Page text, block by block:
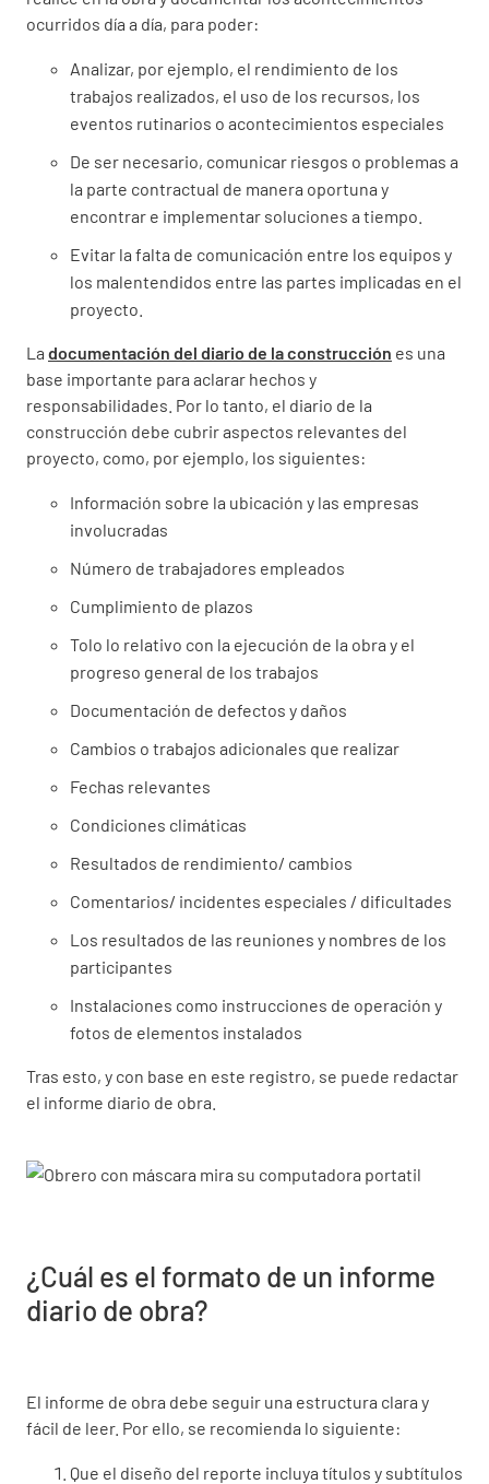
ocurridos día a día, para poder:
Analizar, por ejemplo, el rendimiento de los
trabajos realizados, el uso de los recursos, los
eventos rutinarios o acontecimientos especiales
De ser necesario, comunicar riesgos o problemas a
la parte contractual de manera oportuna y
encontrar e implementar soluciones a tiempo.
Evitar la falta de comunicación entre los equipos y
los malentendidos entre las partes implicadas en el
proyecto.
La documentación del diario de la construcción es una
base importante para aclarar hechos y
responsabilidades. Por lo tanto, el diario de la
construcción debe cubrir aspectos relevantes del
proyecto, como, por ejemplo, los siguientes:
Información sobre la ubicación y las empresas
involucradas
Número de trabajadores empleados
Cumplimiento de plazos
Tolo lo relativo con la ejecución de la obra y el
progreso general de los trabajos
Documentación de defectos y daños
Cambios o trabajos adicionales que realizar
Fechas relevantes
Condiciones climáticas
Resultados de rendimiento/ cambios
Comentarios/ incidentes especiales / dificultades
Los resultados de las reuniones y nombres de los
participantes
Instalaciones como instrucciones de operación y
fotos de elementos instalados
Tras esto, y con base en este registro, se puede redactar
el informe diario de obra.
¿Cuál es el formato de un informe
diario de obra?
El informe de obra debe seguir una estructura clara y
fácil de leer. Por ello, se recomienda lo siguiente:
Que el diseño del reporte incluya títulos y subtítulos